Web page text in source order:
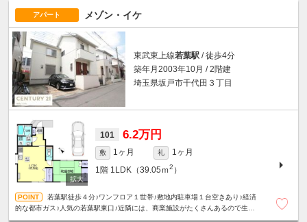
アパート メゾン・イケ
東武東上線若葉駅 / 徒歩4分
築年月2003年10月 / 2階建
埼玉県坂戸市千代田３丁目
101 6.2万円
敷 1ヶ月 礼
1ヶ月
1階 1LDK（39.05ｍ2 ）
若葉駅徒歩４分♪ワンフロア１世帯♪敷地内駐車場１台空きあり♪経済
的な都市ガス♪人気の若葉駅東口♪近隣には、商業施設がたくさんあるので生活